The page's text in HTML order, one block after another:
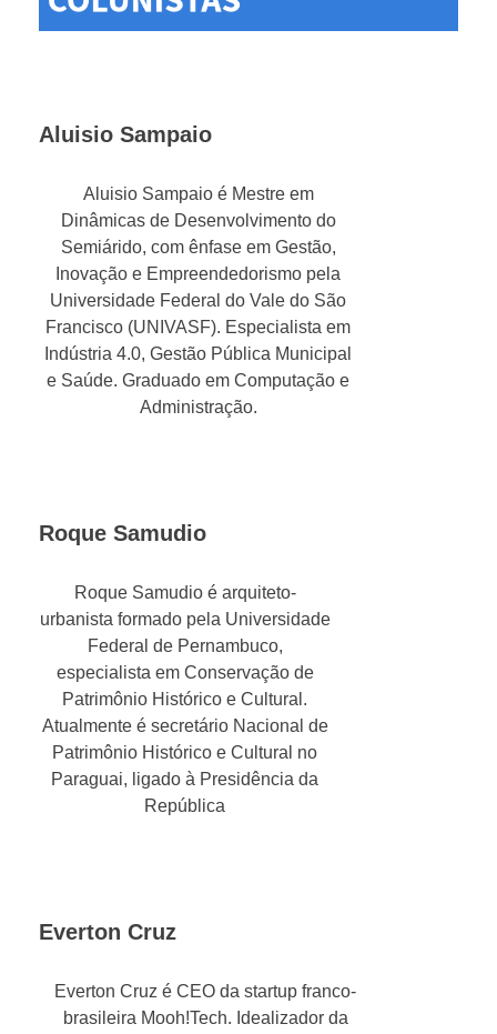
Aluisio Sampaio
Aluisio Sampaio é Mestre em
Dinâmicas de Desenvolvimento do
Semiárido, com ênfase em Gestão,
Inovação e Empreendedorismo pela
Universidade Federal do Vale do São
Francisco (UNIVASF). Especialista em
Indústria 4.0, Gestão Pública Municipal
e Saúde. Graduado em Computação e
Administração.
Roque Samudio
Roque Samudio é arquiteto-
urbanista formado pela Universidade
Federal de Pernambuco,
especialista em Conservação de
Patrimônio Histórico e Cultural.
Atualmente é secretário Nacional de
Patrimônio Histórico e Cultural no
Paraguai, ligado à Presidência da
República
Everton Cruz
Everton Cruz é CEO da startup franco-
brasileira Mooh!Tech. Idealizador da